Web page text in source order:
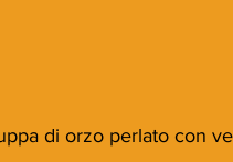
di orzo perlato con